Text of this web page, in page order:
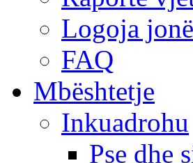
Logoja jonë
FAQ
Mbështetje
Inkuadrohu
Pse dhe